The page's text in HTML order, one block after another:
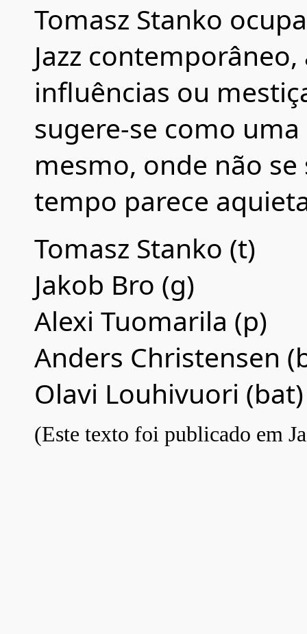
Tomasz Stanko
Jazz
influências ou
sugere-se como
mesmo, onde não
tempo parece
Tomasz Stanko (t)
Jakob Bro (g)
Alexi Tuomarila (p)
Anders Christensen
Olavi Louhivuori (bat)
(Este texto foi publicado em